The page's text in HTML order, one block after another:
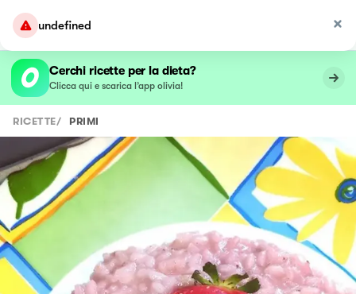
undefined
Cerchi ricette per la dieta?
Clicca qui e scarica l’app olivia!
RICETTE/ PRIMI